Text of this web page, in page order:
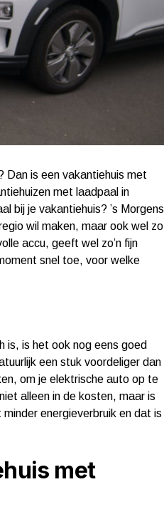
Dan is een vakantiehuis met
met laadpaal in
bij je vakantiehuis? ’s Morgens
wil maken, maar ook wel zo
accu, geeft wel zo’n fijn
snel toe, voor welke
is, is het ook nog eens goed
een stuk voordeliger dan
om je elektrische auto op te
alleen in de kosten, maar is
energieverbruik en dat is
met